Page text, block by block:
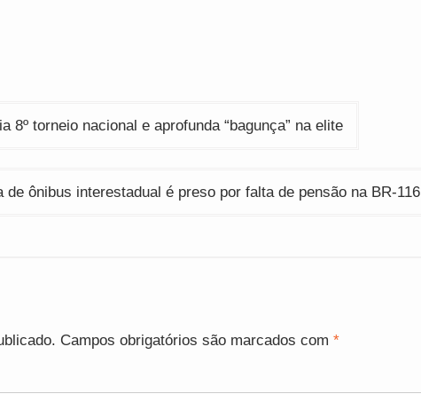
8º torneio nacional e aprofunda “bagunça” na elite
de ônibus interestadual é preso por falta de pensão na BR-116
Campos obrigatórios são marcados com *